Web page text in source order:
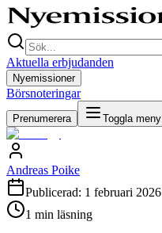
Aktuella erbjudanden
Nyemissioner
Börsnoteringar
Prenumerera Toggla meny
Andreas Poike
Publicerad: 1 februari 2026
1 min läsning